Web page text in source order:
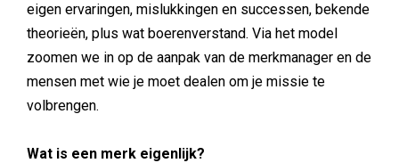
eigen ervaringen, mislukkingen en successen, bekende
theorieën, plus wat boerenverstand. Via het model
zoomen we in op de aanpak van de merkmanager en de
mensen met wie je moet dealen om je missie te
volbrengen.
Wat is een merk eigenlijk?